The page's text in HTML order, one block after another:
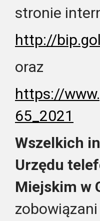
stronie
http://
oraz
https://
65_2021
Wszelkich
Urzędu
Miejskim w